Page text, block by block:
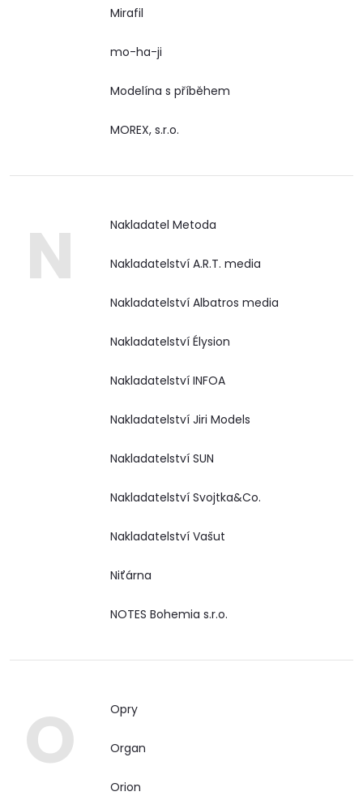
Mirafil
mo-ha-ji
Modelína s příběhem
MOREX, s.r.o.
N Nakladatel Metoda
Nakladatelství A.R.T. media
Nakladatelství Albatros media
Nakladatelství Élysion
Nakladatelství INFOA
Nakladatelství Jiri Models
Nakladatelství SUN
Nakladatelství Svojtka&Co.
Nakladatelství Vašut
Niťárna
NOTES Bohemia s.r.o.
O Opry
Organ
Orion